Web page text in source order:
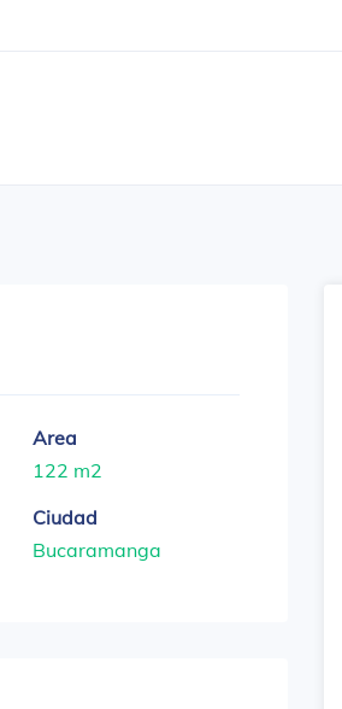
Area
122 m2
Ciudad
Bucaramanga